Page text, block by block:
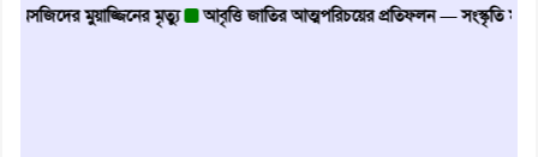
মুয়াজ্জিনের মৃত্যু আবৃত্তি জাতির আত্মপরিচয়ের প্রতিফলন — সংস্কৃতি মন্ত্রী